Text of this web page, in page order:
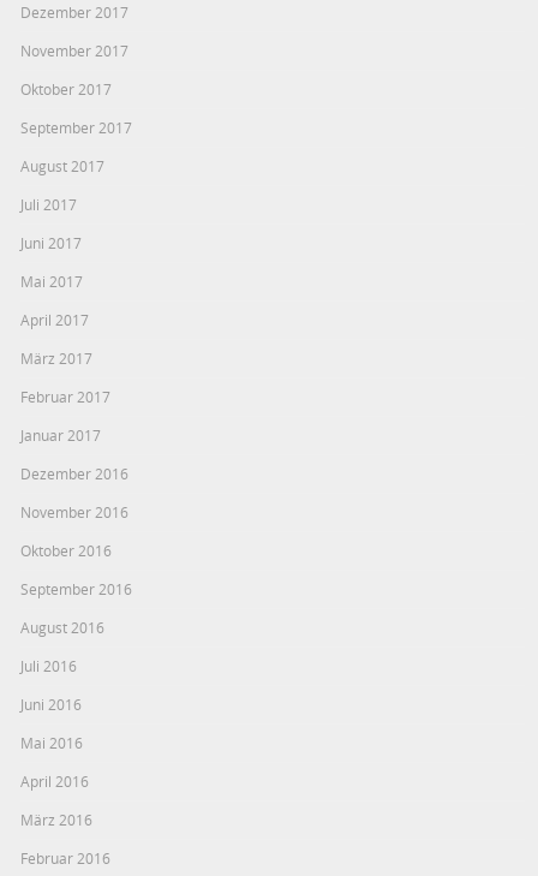
Dezember 2017
November 2017
Oktober 2017
September 2017
August 2017
Juli 2017
Juni 2017
Mai 2017
April 2017
März 2017
Februar 2017
Januar 2017
Dezember 2016
November 2016
Oktober 2016
September 2016
August 2016
Juli 2016
Juni 2016
Mai 2016
April 2016
März 2016
Februar 2016